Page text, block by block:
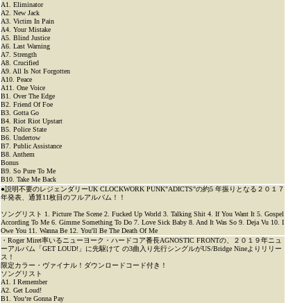
A1. Eliminator
A2. New Jack
A3. Victim In Pain
A4. Your Mistake
A5. Blind Justice
A6. Last Warning
A7. Strength
A8. Crucified
A9. All Is Not Forgotten
A10. Peace
A11. One Voice
B1. Over The Edge
B2. Friend Of Foe
B3. Gotta Go
B4. Riot Riot Upstart
B5. Police State
B6. Undertow
B7. Public Assistance
B8. Anthem
Bonus
B9. So Pure To Me
B10. Take Me Back
●説明不要のレジェンダリーUK CLOCKWORK PUNK"ADICTS"の約5 年振りとなる２０１７
年発表、通算11枚目のフルアルバム！！
ソングリスト 1. Picture The Scene 2. Fucked Up World 3. Talking Shit 4. If You Want It 5. Gospel
According To Me 6. Gimme Something To Do 7. Love Sick Baby 8. And It Was So 9. Deja Vu 10. I
Owe You 11. Wanna Be 12. You'll Be The Death Of Me
・Roger Miret率いるニューヨーク・ハードコア番長AGNOSTIC FRONTの、２０１９年ニュ
ーアルバム「GET LOUD!」に先駆けて の3曲入り先行シングルがUS/Bridge Nineよりリリー
ス！
限定カラー・ヴァイナル！ダウンロードコード付き！
ソングリスト
A1. I Remember
A2. Get Loud!
B1. You‘re Gonna Pay